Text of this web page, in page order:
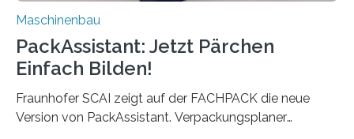
Maschinenbau
PackAssistant: Jetzt Pärchen
Einfach Bilden!
Fraunhofer SCAI zeigt auf der FACHPACK die neue
Version von PackAssistant. Verpackungsplaner